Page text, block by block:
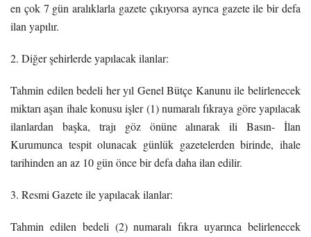
en çok 7 gün aralıklarla gazete çıkıyorsa ayrıca gazete ile bir defa
ilan yapılır.
2. Diğer şehirlerde yapılacak ilanlar:
Tahmin edilen bedeli her yıl Genel Bütçe Kanunu ile belirlenecek
miktarı aşan ihale konusu işler (1) numaralı fıkraya göre yapılacak
ilanlardan başka, trajı göz önüne alınarak ili Basın- İlan
Kurumunca tespit olunacak günlük gazetelerden birinde, ihale
tarihinden an az 10 gün önce bir defa daha ilan edilir.
3. Resmi Gazete ile yapılacak ilanlar:
Tahmin edilen bedeli (2) numaralı fıkra uyarınca belirlenecek